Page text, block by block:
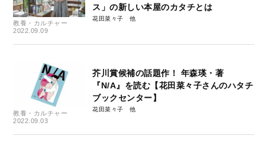
教養・カルチャー
2022.09.09
ス」の新しい本屋のカタチとは
花田菜々子
教養・カルチャー
2022.09.03
芥川賞候補の話題作！ 年森瑛・著
『N/A』を読む【花田菜々子さんのハタチ
ブックセンター】
花田菜々子